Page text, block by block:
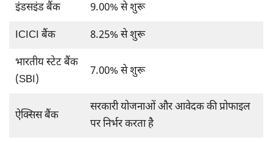
इंडसइंड बैंक 9.00% से शुरू
ICICI बैंक 8.25% से शुरू
भारतीय स्टेट बैंक
(SBI)
7.00% से शुरू
ऐक्सिस बैंक
सरकारी योजनाओं और आवेदक की प्रोफाइल
पर निर्भर करता है